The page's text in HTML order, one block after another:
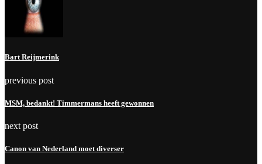
Bart Reijmerink
previous post
MSM, bedankt! Timmermans heeft gewonnen
next post
Canon van Nederland moet diverser